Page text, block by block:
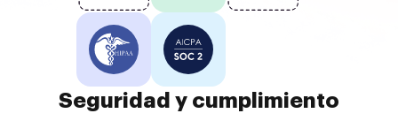
Seguridad y cumplimiento